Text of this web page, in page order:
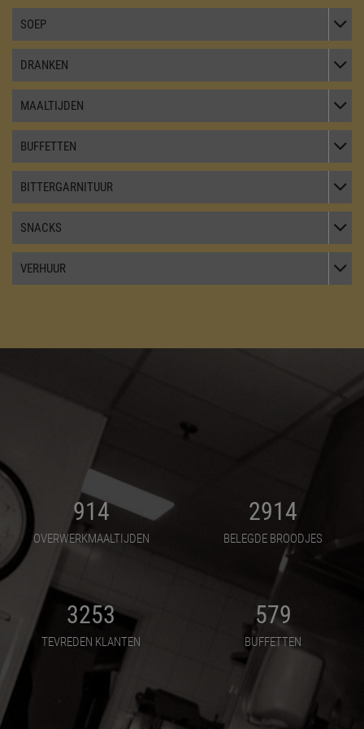
SOEP
DRANKEN
MAALTIJDEN
BUFFETTEN
BITTERGARNITUUR
SNACKS
VERHUUR
914
OVERWERKMAALTIJDEN
2914
BELEGDE BROODJES
3253
TEVREDEN KLANTEN
579
BUFFETTEN